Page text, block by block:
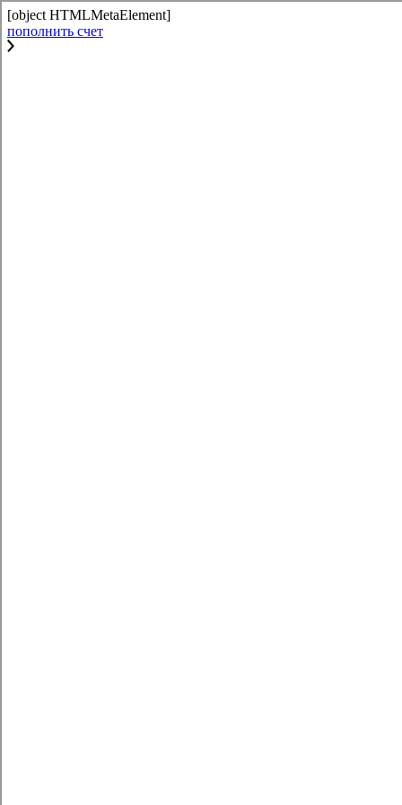
[object HTMLMetaElement]
пополнить счет